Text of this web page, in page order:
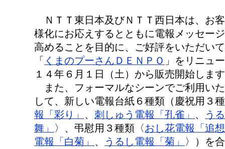
ＮＴＴ東日本及びＮＴＴ西日本は、お
様化にお応えするとともに電報メッセー
高めることを目的に、ご好評をいただい
「 くまのプーさんＤＥＮＰＯ 」をリニュ
１４年６月１日（土）から販売開始しま
また、フォーマルなシーンでご利用い
して、新しい電報台紙６種類（慶祝用３
報「彩り」 、 刺しゅう電報「孔雀」 、
う
舞」
〉、弔慰用３種類〈 おし花電報「追
電報「白菊」 、 うるし電報「菊」
〉）を